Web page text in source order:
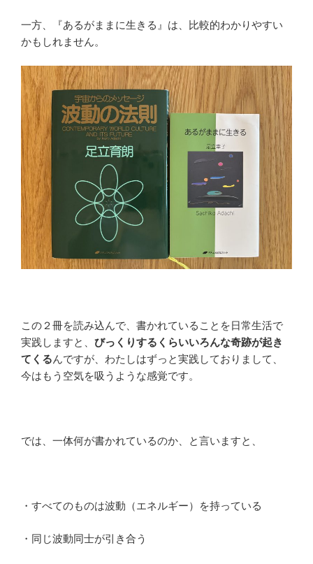
一方、『あるがままに生きる』は、比較的わかりやすい
かもしれません。
この２冊を読み込んで、書かれていることを日常生活で
実践しますと、 びっくりするくらいいろんな奇跡が起き
てくるんですが、わたしはずっと実践しておりまして、
今はもう空気を吸うような感覚です。
では、一体何が書かれているのか、と言いますと、
・すべてのものは波動（エネルギー）を持っている
・同じ波動同士が引き合う